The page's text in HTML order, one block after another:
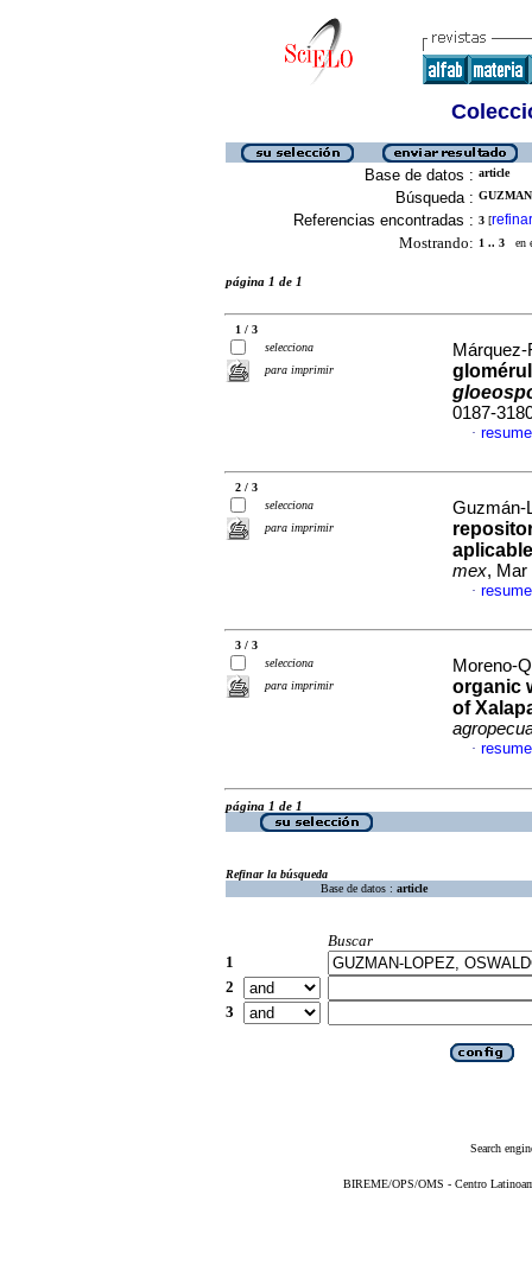
Base de datos : article
Búsqueda :
Referencias encontradas : 3 [refinar
Mostrando: 1 .. 3 en
página 1 de 1
1 / 3
selecciona
para imprimir
0187-
·
2 / 3
selecciona
para imprimir
Guzmán-
mex, Mar
·
3 / 3
selecciona
para imprimir
Moreno-
organic
of
·
página 1 de 1
Refinar la búsqueda
Base de datos : article
Buscar
1
2
3
Search
BIREME/OPS/OMS - Centro